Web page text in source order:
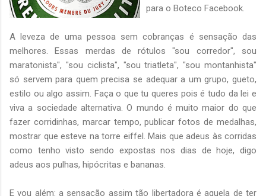
para o Boteco Facebook.
A leveza de uma pessoa sem cobranças é sensação das
melhores. Essas merdas de rótulos "sou corredor", sou
maratonista", "sou ciclista", "sou triatleta", "sou montanhista"
só servem para quem precisa se adequar a um grupo, gueto,
estilo ou algo assim. Faça o que tu queres pois é tudo da lei e
viva a sociedade alternativa. O mundo é muito maior do que
fazer corridinhas, marcar tempo, publicar fotos de medalhas,
mostrar que esteve na torre eiffel. Mais que adeus às corridas
como tenho visto sendo expostas nos dias de hoje, digo
adeus aos pulhas, hipócritas e bananas.
E vou além: a sensação assim tão libertadora é aquela de ter